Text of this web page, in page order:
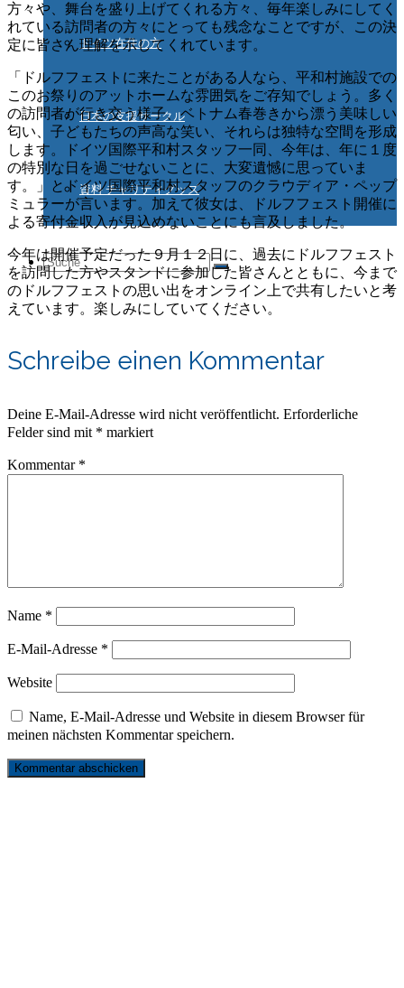
ドイツ在住の方
日本の支援サークル
資料 チャリティグッズ
Suche
方々や、舞台を盛り上げてくれる方々、毎年楽しみにしてく
れている訪問者の方々にとっても残念なことですが、この決
定に皆さん理解を示してくれています。
「ドルフフェストに来たことがある人なら、平和村施設での
このお祭りのアットホームな雰囲気をご存知でしょう。多く
の訪問者が行き交う様子、ベトナム春巻きから漂う美味しい
匂い、子どもたちの声高な笑い、それらは独特な空間を形成
します。ドイツ国際平和村スタッフ一同、今年は、年に１度
の特別な日を過ごせないことに、大変遺憾に思っていま
す。」とドイツ国際平和村スタッフのクラウディア・ペップ
ミュラーが言います。加えて彼女は、ドルフフェスト開催に
よる寄付金収入が見込めないことにも言及しました。
今年は開催予定だった９月１２日に、過去にドルフフェスト
を訪問した方やスタンドに参加した皆さんとともに、今まで
のドルフフェストの思い出をオンライン上で共有したいと考
えています。楽しみにしていてください。
Schreibe einen Kommentar
Deine E-Mail-Adresse wird nicht veröffentlicht. Erforderliche
Felder sind mit * markiert
Kommentar *
Name *
E-Mail-Adresse *
Website
Name, E-Mail-Adresse und Website in diesem Browser für
meinen nächsten Kommentar speichern.